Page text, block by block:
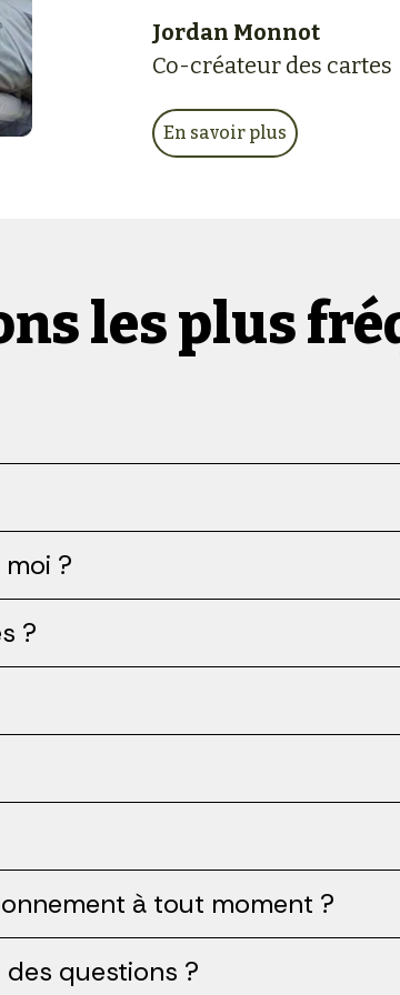
Jordan Monnot
Co-créateur des cartes
En savoir plus
les plus
?
?
à tout moment ?
questions ?